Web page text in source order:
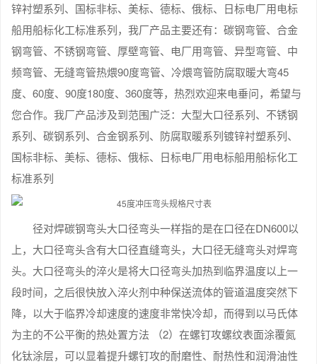
锌衬塑系列、国标非标、美标、德标、俄标、日标电厂用电标
船用船标化工标准系列，我厂产品主要还有：碳钢弯管、合金
钢弯管、不锈钢弯管、厚壁弯管、电厂用弯管、异型弯管、中
频弯管、无缝弯管热煨90度弯管、冷煨弯管防腐取暖大弯45
度、60度、90度180度、360度等，热烈欢迎来电垂问，希望与
您合作。我厂产品涉及到范围广泛：大型大口径系列、不锈钢
系列、碳钢系列、合金钢系列、防腐取暖系列镀锌衬塑系列、
国标非标、美标、德标、俄标、日标电厂用电标船用船标化工
标准系列
径对焊碳钢弯头大口径弯头一样指的是在口径在DN600以
上，大口径弯头含有大口径直缝弯头，大口径无缝弯头对焊弯
头。大口径弯头的淬火是将大口径弯头加热到临界温度以上一
段时间，之后很快放入淬火剂中种保送流体的管道温度突然下
降，以大于临界冷却速度的速度非常快冷却，而得到以马氏体
为主的不公平衡的热处置方法 （2）在螺钉攻螺纹表面涂覆氮
化钛涂层，可以显着提升螺钉攻的耐磨性、耐热性和润滑油性